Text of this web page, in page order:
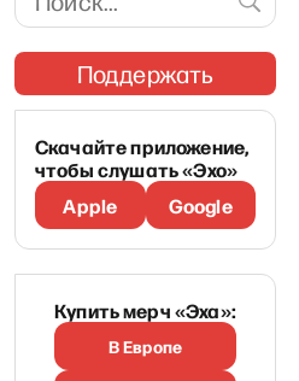
Поддержать
Скачайте приложение,
чтобы слушать «Эхо»
Apple
Google
Купить мерч «Эха»:
В Европе